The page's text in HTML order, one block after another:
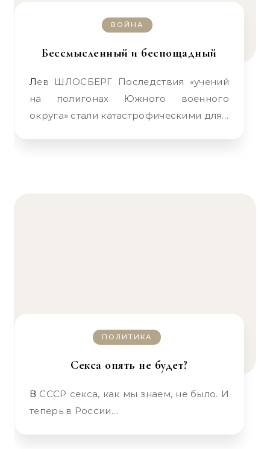
ВОЙНА
Бессмысленный и беспощадный
Лев ШЛОСБЕРГ Последствия «учений
на полигонах Южного военного
округа» стали катастрофическими для…
ПОЛИТИКА
Секса опять не будет?
В СССР секса, как мы знаем, не было. И
теперь в России…